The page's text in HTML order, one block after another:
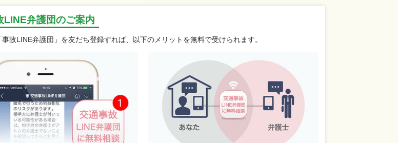
LINE弁護団のご案内
故LINE弁護団」を友だち登録すれば、以下のメリットを無料で受けられます。